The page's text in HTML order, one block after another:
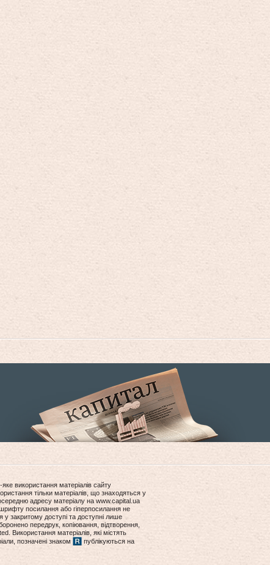
використання матеріалів сайту
тільки матеріалів, що знаходяться у
адресу матеріалу на www.capital.ua
посилання або гіперпосилання не
закритому доступі та доступні лише
передрук, копіювання, відтворення,
Використання матеріалів, які містять
позначені знаком
публікуються на